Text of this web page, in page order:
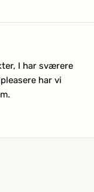
I har sværere
har vi